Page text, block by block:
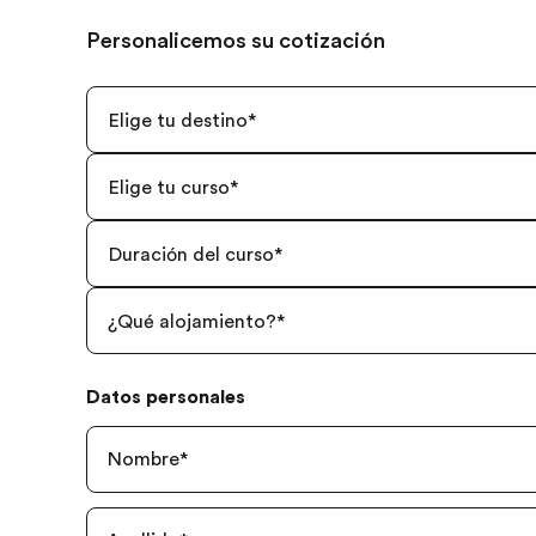
Personalicemos su cotización
Elige tu destino*
Elige tu curso*
Duración del curso*
¿Qué alojamiento?*
Datos personales
Nombre*